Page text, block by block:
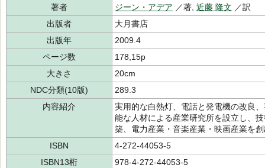
著者
ジーン・アデア ／著, 近藤 隆文 ／訳
出版者
大月書店
出版年
2009.4
ページ数
178,15p
大きさ
20cm
NDC分類(10版)
289.3
内容紹介
実用的な白熱灯、電話と発電機の改良
能な人材による産業研究所を設立し、
築、電力産業・音楽産業・映画産業を
ISBN
4-272-44053-5
ISBN13桁
978-4-272-44053-5